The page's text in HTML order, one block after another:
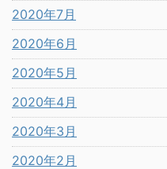
2020年7月
2020年6月
2020年5月
2020年4月
2020年3月
2020年2月